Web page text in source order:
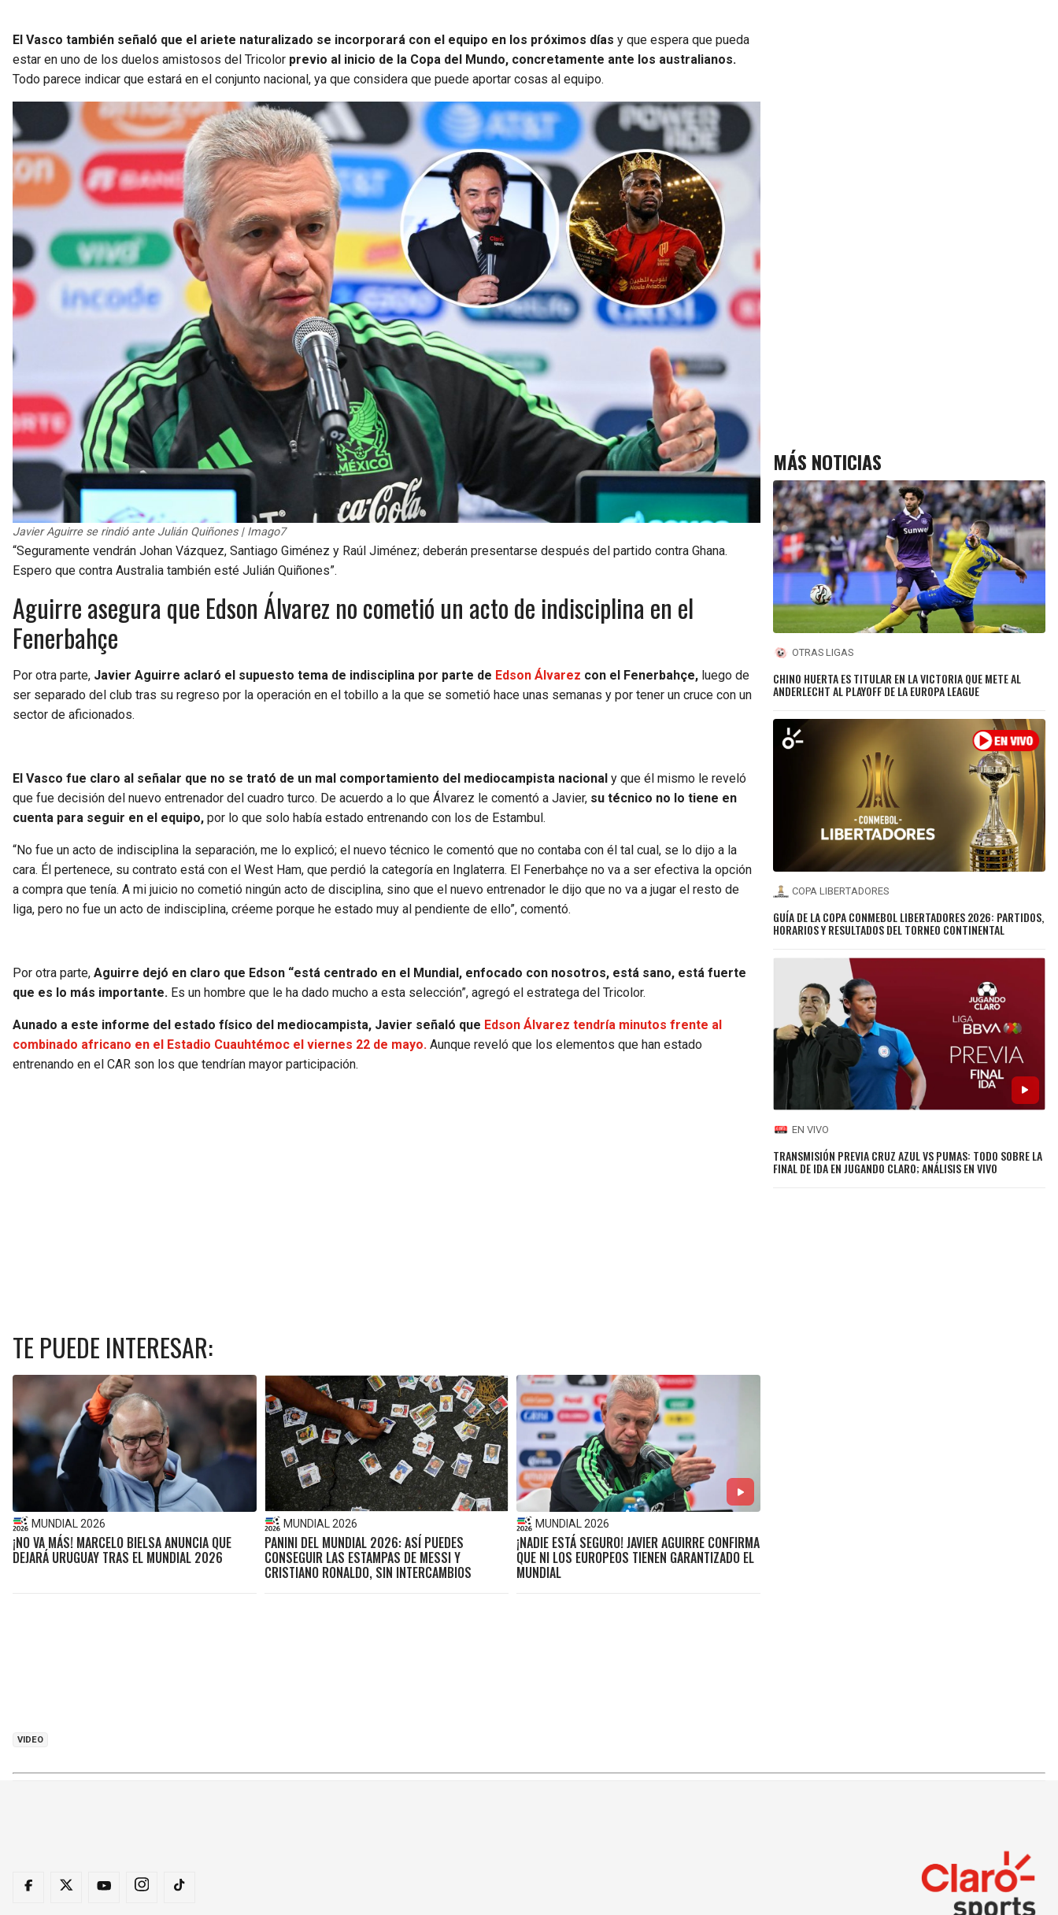
El Vasco también señaló que el ariete naturalizado se incorporará con el equipo en los próximos días y que espera que pueda
estar en uno de los duelos amistosos del Tricolor previo al inicio de la Copa del Mundo, concretamente ante los australianos.
Todo parece indicar que estará en el conjunto nacional, ya que considera que puede aportar cosas al equipo.
Javier Aguirre se rindió ante Julián Quiñones | Imago7
“Seguramente vendrán Johan Vázquez, Santiago Giménez y Raúl Jiménez; deberán presentarse después del partido contra Ghana.
Espero que contra Australia también esté Julián Quiñones”.
Aguirre asegura que Edson Álvarez no cometió un acto de indisciplina en el
Fenerbahçe
Por otra parte, Javier Aguirre aclaró el supuesto tema de indisciplina por parte de Edson Álvarez con el Fenerbahçe, luego de
ser separado del club tras su regreso por la operación en el tobillo a la que se sometió hace unas semanas y por tener un cruce con un
sector de aficionados.
El Vasco fue claro al señalar que no se trató de un mal comportamiento del mediocampista nacional y que él mismo le reveló
que fue decisión del nuevo entrenador del cuadro turco. De acuerdo a lo que Álvarez le comentó a Javier, su técnico no lo tiene en
cuenta para seguir en el equipo, por lo que solo había estado entrenando con los de Estambul.
“No fue un acto de indisciplina la separación, me lo explicó; el nuevo técnico le comentó que no contaba con él tal cual, se lo dijo a la
cara. Él pertenece, su contrato está con el West Ham, que perdió la categoría en Inglaterra. El Fenerbahçe no va a ser efectiva la opción
a compra que tenía. A mi juicio no cometió ningún acto de disciplina, sino que el nuevo entrenador le dijo que no va a jugar el resto de
liga, pero no fue un acto de indisciplina, créeme porque he estado muy al pendiente de ello”, comentó.
Por otra parte, Aguirre dejó en claro que Edson “está centrado en el Mundial, enfocado con nosotros, está sano, está fuerte
que es lo más importante. Es un hombre que le ha dado mucho a esta selección”, agregó el estratega del Tricolor.
Aunado a este informe del estado físico del mediocampista, Javier señaló que Edson Álvarez tendría minutos frente al
combinado africano en el Estadio Cuauhtémoc el viernes 22 de mayo. Aunque reveló que los elementos que han estado
entrenando en el CAR son los que tendrían mayor participación.
TE PUEDE INTERESAR:
MUNDIAL 2026
¡NO VA MÁS! MARCELO BIELSA ANUNCIA QUE
DEJARÁ URUGUAY TRAS EL MUNDIAL 2026
MUNDIAL 2026
PANINI DEL MUNDIAL 2026: ASÍ PUEDES
CONSEGUIR LAS ESTAMPAS DE MESSI Y
CRISTIANO RONALDO, SIN INTERCAMBIOS
MUNDIAL 2026
¡NADIE ESTÁ SEGURO! JAVIER AGUIRRE CONFIRMA
QUE NI LOS EUROPEOS TIENEN GARANTIZADO EL
MUNDIAL
VIDEO
MÁS NOTICIAS
OTRAS LIGAS
CHINO HUERTA ES TITULAR EN LA VICTORIA QUE METE AL
ANDERLECHT AL PLAYOFF DE LA EUROPA LEAGUE
COPA LIBERTADORES
GUÍA DE LA COPA CONMEBOL LIBERTADORES 2026: PARTIDOS,
HORARIOS Y RESULTADOS DEL TORNEO CONTINENTAL
EN VIVO
TRANSMISIÓN PREVIA CRUZ AZUL VS PUMAS: TODO SOBRE LA
FINAL DE IDA EN JUGANDO CLARO; ANÁLISIS EN VIVO